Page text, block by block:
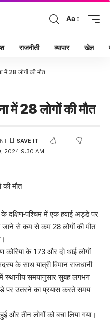
Aa
राजनीती व्यापार खेल
में 28 लोगों की मौत
में 28 लोगों की मौत
2024 9:30 AM
के दक्षिण-पश्चिम में एक हवाई अड्डे पर
जाने से कम से कम 28 लोगों की मौत
कोरिया के 173 और दो थाई लोगों
के साथ यात्री विमान राजधानी
स्थानीय समयानुसार सुबह लगभग
पर उतरने का प्रयास करते समय
और तीन लोगों को बचा लिया गया।